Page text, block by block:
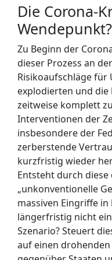
Die Corona-
Wendepunkt?
Zu Beginn der
dieser Prozess an
Risikoaufschläge für
explodierten und
zeitweise komplett
Interventionen der
insbesondere der
zerberstende
kurzfristig wieder
Entsteht durch diese
„unkonventionelle
massiven Eingriffe
längerfristig nicht
Szenario? Steuert
auf einen